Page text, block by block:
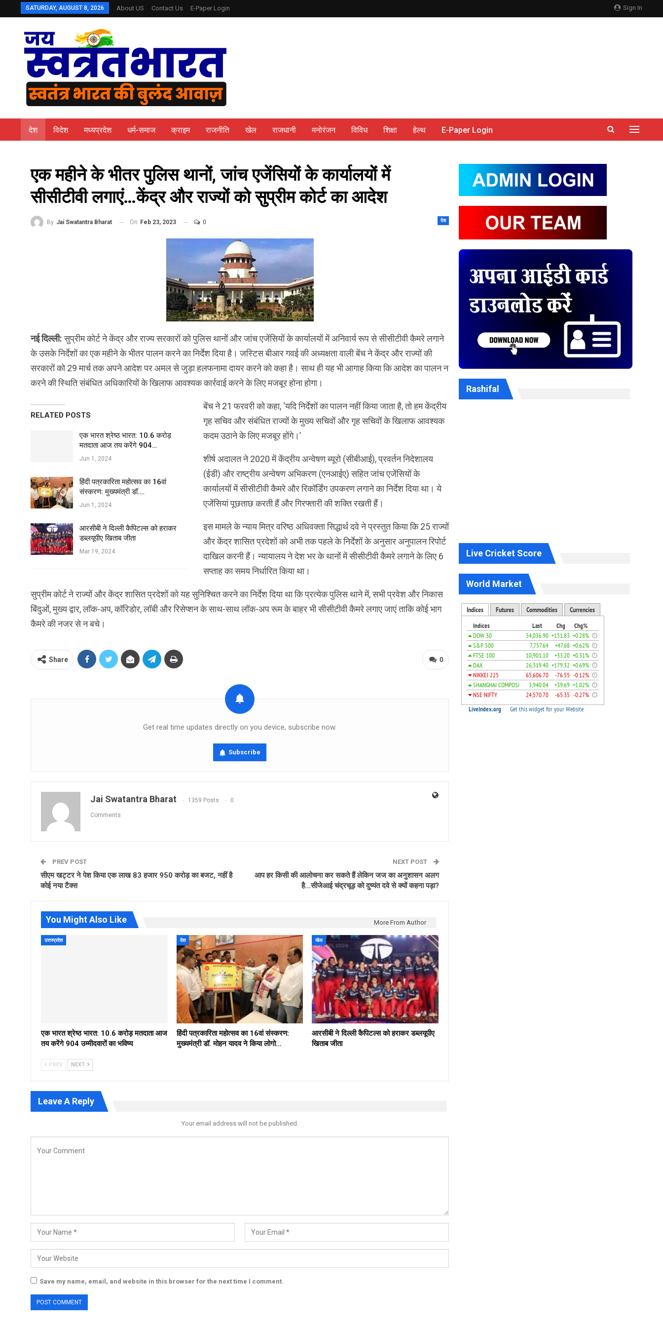
Sign In
SATURDAY, AUGUST 8, 2026 About US Contact Us E-Paper Login
देश विदेश मध्यप्रदेश धर्म-समाज क्राइम राजनीति खेल राजधानी मनोरंजन विविध शिक्षा हेल्थ E-Paper Login
एक महीने के भीतर पुलिस थानों, जांच एजेंसियों के कार्यालयों में
सीसीटीवी लगाएं…केंद्र और राज्यों को सुप्रीम कोर्ट का आदेश
देश
By Jai Swatantra Bharat On Feb 23, 2023 0
नई दिल्ली:सुप्रीम कोर्ट ने केंद्र और राज्य सरकारों को पुलिस थानों और जांच एजेंसियों के कार्यालयों में अनिवार्य रूप से सीसीटीवी कैमरे लगाने
के उसके निर्देशों का एक महीने के भीतर पालन करने का निर्देश दिया है। जस्टिस बीआर गवई की अध्यक्षता वाली बेंच ने केंद्र और राज्यों की
सरकारों को 29 मार्च तक अपने आदेश पर अमल से जुड़ा हलफनामा दायर करने को कहा है। साथ ही यह भी आगाह किया कि आदेश का पालन न
करने की स्थिति संबंधित अधिकारियों के खिलाफ आवश्यक कार्रवाई करने के लिए मजबूर होना होगा।
RELATED POSTS
एक भारत श्रेष्ठ भारत: 10.6 करोड़
मतदाता आज तय करेंगे 904…
Jun 1, 2024
हिंदी पत्रकारिता महोत्सव का 16वां
संस्करण: मुख्यमंत्री डॉ.…
Jun 1, 2024
आरसीबी ने दिल्ली कैपिटल्स को हराकर
डब्लयूपीए खिताब जीता
Mar 19, 2024
बेंच ने 21 फरवरी को कहा, ‘यदि निर्देशों का पालन नहीं किया जाता है, तो हम केंद्रीय
गृह सचिव और संबंधित राज्यों के मुख्य सचिवों और गृह सचिवों के खिलाफ आवश्यक
कदम उठाने के लिए मजबूर होंगे।’
शीर्ष अदालत ने 2020 में केंद्रीय अन्वेषण ब्यूरो (सीबीआई), प्रवर्तन निदेशालय
(ईडी) और राष्ट्रीय अन्वेषण अभिकरण (एनआईए) सहित जांच एजेंसियों के
कार्यालयों में सीसीटीवी कैमरे और रिकॉर्डिंग उपकरण लगाने का निर्देश दिया था। ये
एजेंसियां पूछताछ करती हैं और गिरफ्तारी की शक्ति रखती हैं।
इस मामले के न्याय मित्र वरिष्ठ अधिवक्ता सिद्धार्थ दवे ने प्रस्तुत किया कि 25 राज्यों
और केंद्र शासित प्रदेशों को अभी तक पहले के निर्देशों के अनुसार अनुपालन रिपोर्ट
दाखिल करनी हैं। न्यायालय ने देश भर के थानों में सीसीटीवी कैमरे लगाने के लिए 6
सप्ताह का समय निर्धारित किया था।
सुप्रीम कोर्ट ने राज्यों और केंद्र शासित प्रदेशों को यह सुनिश्चित करने का निर्देश दिया था कि प्रत्येक पुलिस थाने में, सभी प्रवेश और निकास
बिंदुओं, मुख्य द्वार, लॉक-अप, कॉरिडोर, लॉबी और रिसेप्शन के साथ-साथ लॉक-अप रूम के बाहर भी सीसीटीवी कैमरे लगाए जाएं ताकि कोई भाग
कैमरे की नजर से न बचे।
0
Share
Get real time updates directly on you device, subscribe now.
Subscribe
Jai Swatantra Bharat 1359 Posts 0
Comments
PREV POST
सीएम खट्टर ने पेश किया एक लाख 83 हजार 950 करोड़ का बजट, नहीं है
कोई नया टैक्स
NEXT POST
आप हर किसी की आलोचना कर सकते हैं लेकिन जज का अनुशासन अलग
है…सीजेआई चंद्रचूड़ को दुष्यंत दवे से क्यों कहना पड़ा?
You Might Also Like More From Author
उत्तरप्रदेश
एक भारत श्रेष्ठ भारत: 10.6 करोड़ मतदाता आज
तय करेंगे 904 उम्मीदवारों का भविष्य
देश
हिंदी पत्रकारिता महोत्सव का 16वां संस्करण:
मुख्यमंत्री डॉ. मोहन यादव ने किया लोगो…
खेल
आरसीबी ने दिल्ली कैपिटल्स को हराकर डब्लयूपीए
खिताब जीता
PREV NEXT
Leave A Reply
Your email address will not be published.
Save my name, email, and website in this browser for the next time I comment.
Rashifal
Live Cricket Score
World Market